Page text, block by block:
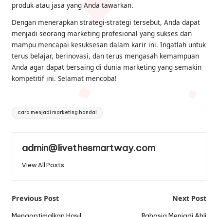
produk atau jasa yang Anda tawarkan.
Dengan menerapkan strategi-strategi tersebut, Anda dapat
menjadi seorang marketing profesional yang sukses dan
mampu mencapai kesuksesan dalam karir ini. Ingatlah untuk
terus belajar, berinovasi, dan terus mengasah kemampuan
Anda agar dapat bersaing di dunia marketing yang semakin
kompetitif ini. Selamat mencoba!
Tags:
cara menjadi marketing handal
admin@livethesmartway.com
View All Posts
Post
Previous Post Next Post